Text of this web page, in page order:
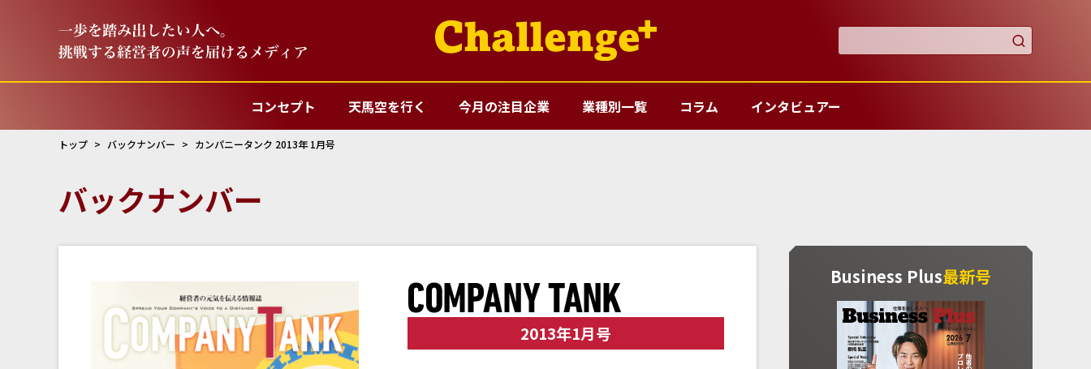

コンセプト 天馬空を行く 今月の注目企業 業種別一覧 コラム インタビュアー
トップ バックナンバー カンパニータンク 2013年 1月号
バックナンバー
2013年1月号
Business Plus最新号